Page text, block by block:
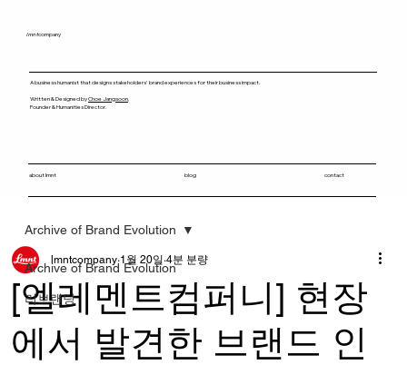
lmntcompany
A business humanist that designs stakeholders' brand experiences for their business impact.
Written & Designed byChoe Jangsoon,
Founder & Humanities Director.
about lmnt blog contact
Archive of Brand Evolution
리브랜딩
Archive of Brand Evolution
[엘레멘트컴퍼니] 현장
에서 발견한 브랜드 인
lmntcompany 1월 20일 4분 분량